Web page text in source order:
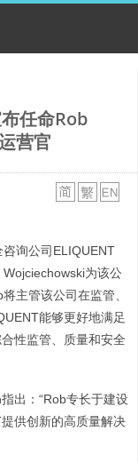
任命Rob
营官
询公司ELIQUENT
为该公
主管该公司在监管、
能够更好地满足
性监管、质量和安全
出：“Rob专长于建设
供创新的高质量解决